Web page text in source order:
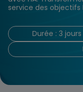
service des objectifs
Durée : 3 jours